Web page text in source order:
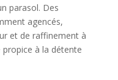
parasol. Des
agencés,
et de raffinement à
propice à la détente